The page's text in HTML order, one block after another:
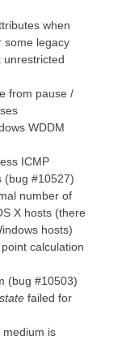
when
some legacy
unrestricted
from pause /
WDDM
ICMP
(bug #10527)
number of
X hosts (there
hosts)
calculation
(bug #10503)
failed for
is